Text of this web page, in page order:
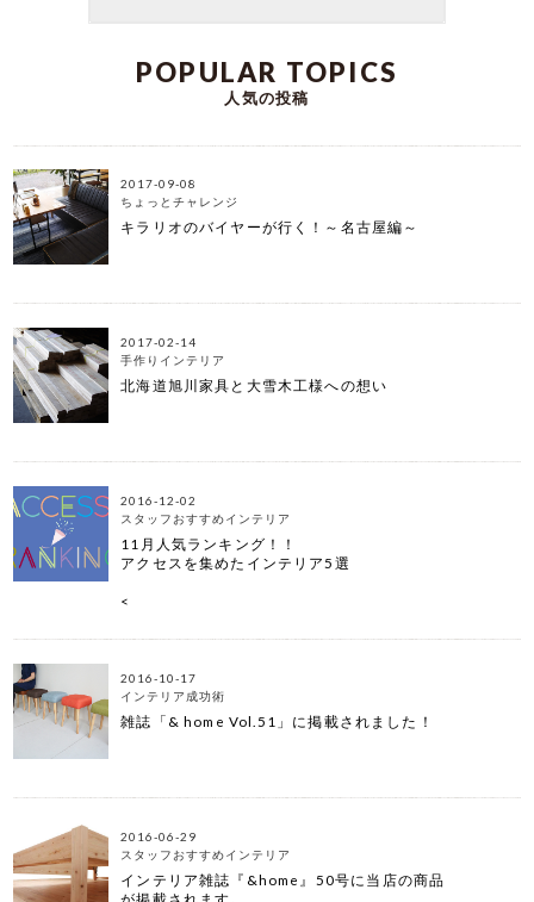
POPULAR TOPICS
人気の投稿
2017-09-08
ちょっとチャレンジ
キラリオのバイヤーが行く！～名古屋編～
2017-02-14
手作りインテリア
北海道旭川家具と大雪木工様への想い
2016-12-02
スタッフおすすめインテリア
11月人気ランキング！！
アクセスを集めたインテリア5選
<
2016-10-17
インテリア成功術
雑誌「& home Vol.51」に掲載されました！
2016-06-29
スタッフおすすめインテリア
インテリア雑誌『&home』50号に当店の商品